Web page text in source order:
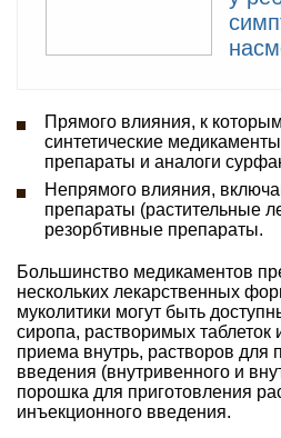
Прямого влияния, к
синтетические
препараты и аналоги
Непрямого влияния,
препараты (растительные
резорбтивные препараты.
Большинство медикаментов
нескольких лекарственных
муколитики могут быть
сиропа, растворимых таблеток
приема внутрь, растворов для
введения (внутривенного и
порошка для приготовления
инъекционного введения.